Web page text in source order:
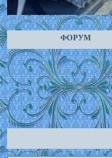
ФОРУМ